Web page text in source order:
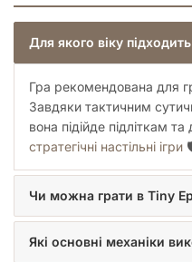
Для якого віку
Гра рекомендована для
Завдяки тактичним
вона підійде підліткам
стратегічні настільні ігри
Чи можна грати в Tiny
Які основні механіки